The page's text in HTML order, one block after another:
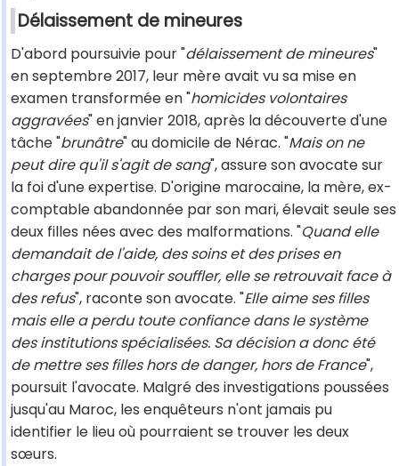
Délaissement de mineures
D'abord poursuivie pour "délaissement de mineures"
en septembre 2017, leur mère avait vu sa mise en
examen transformée en "homicides volontaires
aggravées" en janvier 2018, après la découverte d'une
tâche "brunâtre" au domicile de Nérac. "Mais on ne
peut dire qu'il s'agit de sang", assure son avocate sur
la foi d'une expertise. D'origine marocaine, la mère, ex-
comptable abandonnée par son mari, élevait seule ses
deux filles nées avec des malformations. "Quand elle
demandait de l'aide, des soins et des prises en
charges pour pouvoir souffler, elle se retrouvait face à
des refus", raconte son avocate. "Elle aime ses filles
mais elle a perdu toute confiance dans le système
des institutions spécialisées. Sa décision a donc été
de mettre ses filles hors de danger, hors de France",
poursuit l'avocate. Malgré des investigations poussées
jusqu'au Maroc, les enquêteurs n'ont jamais pu
identifier le lieu où pourraient se trouver les deux
sœurs.